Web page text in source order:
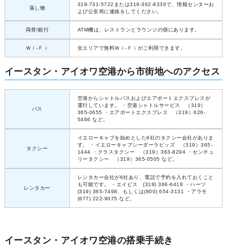
落し物
319-731-5722または319-362-8336で、情報センターお
よび公安局に連絡をしてください。
両替/銀行 ATM機は、レストランとラウンジの側にあります。
Ｗｉ-Ｆｉ 全エリアで無料Ｗｉ-Ｆｉがご利用できます。
イースタン・アイオワ空港から市街地へのアクセス
バス
空港からシャトルバスおよびエアポートエクスプレスが
運行しています。 ・空港シャトルサービス （319）
365-0655 ・エアポートエクスプレス （319）626-
5466 など。
タクシー
イエローキャブを始めとした6社のタクシー会社がありま
す。 ・イエローキャブシーダーラピッズ （319）365-
1444 ・クラスタクシー （319）363-8294 ・センチュ
リータクシー （319）365-0505 など。
レンタカー
レンタカー会社が6社あり、電話で予約を入れておくこと
も可能です。 ・エイビス (319) 366-6418 ・ハーツ
(319) 365-7498、もしくは(800) 654-3131 ・アラモ
(877) 222-9075 など。
イースタン・アイオワ空港の搭乗手続き